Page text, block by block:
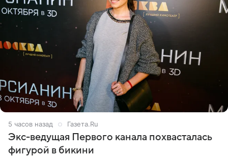
5 часов назад Газета.Ru
Экс-ведущая Первого канала похвасталась
фигурой в бикини